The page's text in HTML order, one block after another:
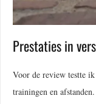
Prestaties in
Voor de review testte
trainingen en